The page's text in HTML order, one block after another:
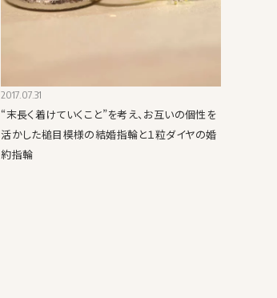
2017.07.31
“末長く着けていくこと”を考え、お互いの個性を
活かした槌目模様の結婚指輪と１粒ダイヤの婚
約指輪